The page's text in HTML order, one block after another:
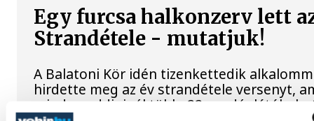
Egy furcsa halkonzerv lett
Strandétele - mutatjuk!
A Balatoni Kör idén tizenkettedik
hirdette meg az év strandétele versenyt,
minden eddiginél több, 22 vendéglátóhely